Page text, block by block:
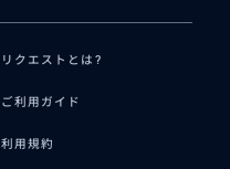
リクエストとは?
ご利用ガイド
利用規約